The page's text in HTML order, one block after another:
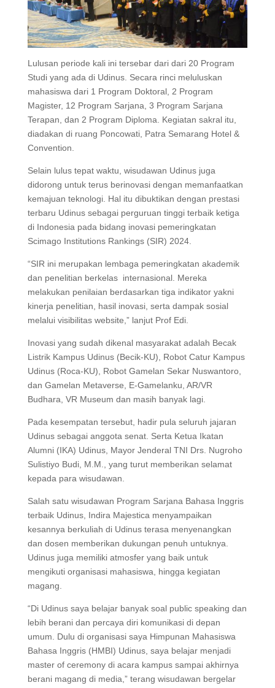
Lulusan periode kali ini tersebar dari dari 20 Program
Studi yang ada di Udinus. Secara rinci meluluskan
mahasiswa dari 1 Program Doktoral, 2 Program
Magister, 12 Program Sarjana, 3 Program Sarjana
Terapan, dan 2 Program Diploma. Kegiatan sakral itu,
diadakan di ruang Poncowati, Patra Semarang Hotel &
Convention.
Selain lulus tepat waktu, wisudawan Udinus juga
didorong untuk terus berinovasi dengan memanfaatkan
kemajuan teknologi. Hal itu dibuktikan dengan prestasi
terbaru Udinus sebagai perguruan tinggi terbaik ketiga
di Indonesia pada bidang inovasi pemeringkatan
Scimago Institutions Rankings (SIR) 2024.
“SIR ini merupakan lembaga pemeringkatan akademik
dan penelitian berkelas internasional. Mereka
melakukan penilaian berdasarkan tiga indikator yakni
kinerja penelitian, hasil inovasi, serta dampak sosial
melalui visibilitas website,” lanjut Prof Edi.
Inovasi yang sudah dikenal masyarakat adalah Becak
Listrik Kampus Udinus (Becik-KU), Robot Catur Kampus
Udinus (Roca-KU), Robot Gamelan Sekar Nuswantoro,
dan Gamelan Metaverse, E-Gamelanku, AR/VR
Budhara, VR Museum dan masih banyak lagi.
Pada kesempatan tersebut, hadir pula seluruh jajaran
Udinus sebagai anggota senat. Serta Ketua Ikatan
Alumni (IKA) Udinus, Mayor Jenderal TNI Drs. Nugroho
Sulistiyo Budi, M.M., yang turut memberikan selamat
kepada para wisudawan.
Salah satu wisudawan Program Sarjana Bahasa Inggris
terbaik Udinus, Indira Majestica menyampaikan
kesannya berkuliah di Udinus terasa menyenangkan
dan dosen memberikan dukungan penuh untuknya.
Udinus juga memiliki atmosfer yang baik untuk
mengikuti organisasi mahasiswa, hingga kegiatan
magang.
“Di Udinus saya belajar banyak soal public speaking dan
lebih berani dan percaya diri komunikasi di depan
umum. Dulu di organisasi saya Himpunan Mahasiswa
Bahasa Inggris (HMBI) Udinus, saya belajar menjadi
master of ceremony di acara kampus sampai akhirnya
berani magang di media,” terang wisudawan bergelar